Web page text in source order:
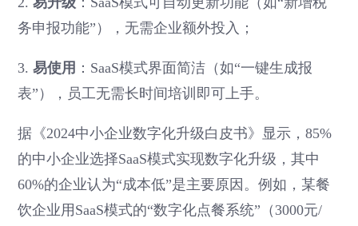
务申报功能”），无需企业额外投入；
3.易使用 ：SaaS模式界面简洁（如“一键生成报
表”），员工无需长时间培训即可上手。
据《2024中小企业数字化升级白皮书》显示，85%
的中小企业选择SaaS模式实现数字化升级，其中
60%的企业认为“成本低”是主要原因。例如，某餐
饮企业用SaaS模式的“数字化点餐系统”（3000元/